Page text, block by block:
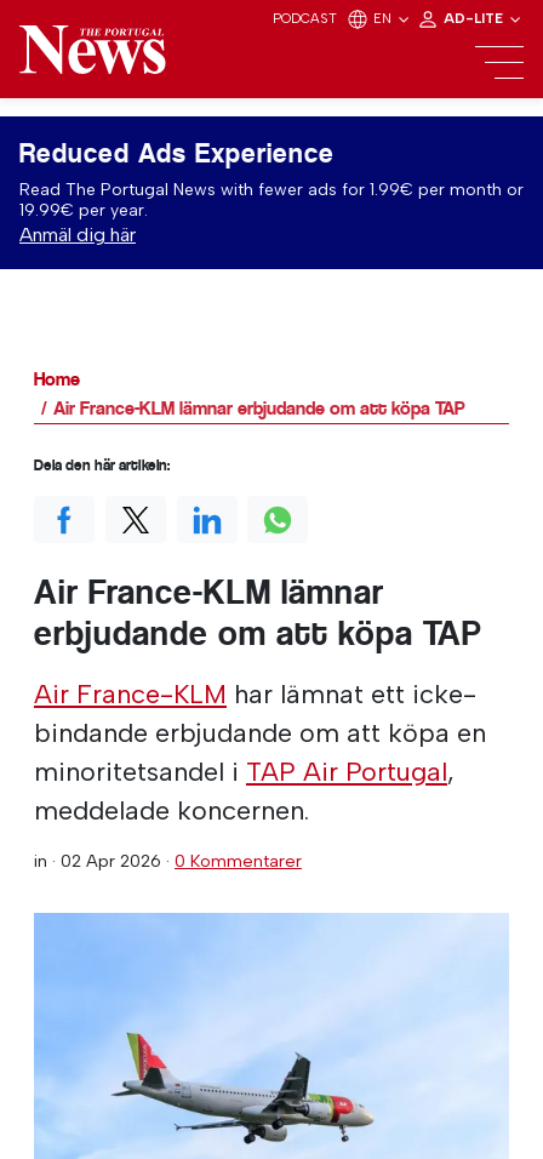
PODCAST EN AD-LITE
Reduced Ads Experience
Read The Portugal News with fewer ads for 1.99€ per month or
19.99€ per year.
Anmäl dig här
Home
Air France-KLM lämnar erbjudande om att köpa TAP
Air France-KLM lämnar
erbjudande om att köpa TAP
Air France-KLM har lämnat ett icke-
bindande erbjudande om att köpa en
minoritetsandel i TAP Air Portugal,
meddelade koncernen.
in · 02 Apr 2026 · 0 Kommentarer
Dela den här artikeln: